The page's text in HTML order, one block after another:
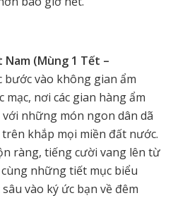
(Mùng 1 Tết –
bước vào không gian ẩm
nơi các gian hàng ẩm
những món ngon dân dã
khắp mọi miền đất nước.
ràng, tiếng cười vang lên từ
những tiết mục biểu
vào ký ức bạn về đêm